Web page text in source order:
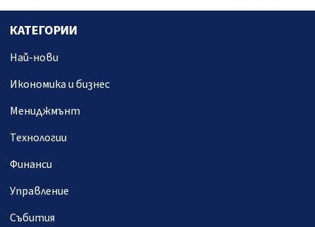
КАТЕГОРИИ
Най-нови
Икономика и бизнес
Мениджмънт
Технологии
Финанси
Управление
Събития